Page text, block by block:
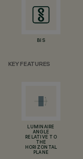
BIS
KEY FEATURES
LUMINAIRE
ANGLE
RELATIVE TO
THE
HORIZONTAL
PLANE